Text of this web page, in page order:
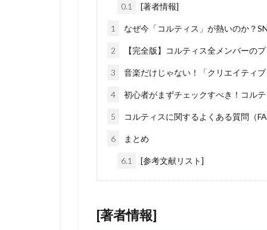
0.1 [著者情報]
1 なぜ今「コルティス」が熱いのか？
2 【完全版】コルティス全メンバーの
3 音楽だけじゃない！「クリエイティ
4 初心者がまずチェックすべき！コル
5 コルティスに関するよくある質問（
6 まとめ
6.1 [参考文献リスト]
[著者情報]